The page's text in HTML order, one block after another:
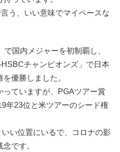
う、いい意味でマイペースな
国内メジャーを初制覇し、
チャンピオンズ」で日本
優勝しました。
ていますが、PGAツアー賞
年23位と米ツアーのシード権
い位置にいるで、コロナの影
です。